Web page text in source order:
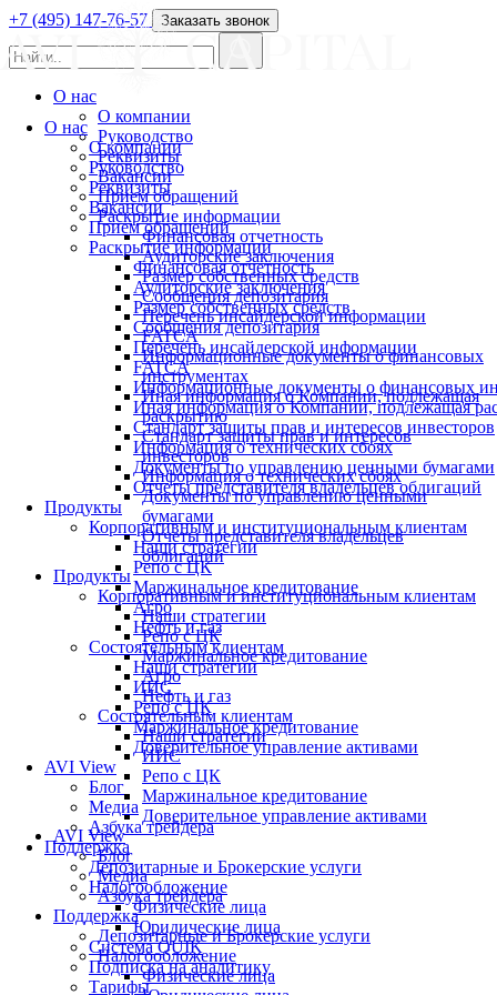
О нас
О компании
Руководство
Реквизиты
Вакансии
Прием обращений
Раскрытие информации
Финансовая отчетность
Аудиторские заключения
Размер собственных средств
Сообщения депозитария
Перечень инсайдерской информации
FATCA
Информационные документы о финансовых
Иная информация о Компании, подлежащая
Стандарт защиты прав и интересов инвесторов
Информация о технических сбоях
Документы по управлению ценными бумагами
Отчеты представителя владельцев облигаций
Продукты
Корпоративным и институциональным клиентам
Наши стратегии
Репо с ЦК
Маржинальное кредитование
Агро
Нефть и газ
Состоятельным клиентам
Наши стратегии
ИИС
Репо с ЦК
Маржинальное кредитование
Доверительное управление активами
AVI View
Блог
Медиа
Азбука трейдера
Поддержка
Депозитарные и Брокерские услуги
Налогообложение
Физические лица
Юридические лица
Система QUIK
Подписка на аналитику
Тарифы
+7 (495) 147-76-57 Заказать звонок
О нас
О компании
Руководство
Реквизиты
Вакансии
Прием обращений
Раскрытие информации
Финансовая отчетность
Аудиторские заключения
Размер собственных средств
Сообщения депозитария
Перечень инсайдерской информации
FATCA
Информационные документы о финансовых
инструментах
Иная информация о Компании, подлежащая
раскрытию
Стандарт защиты прав и интересов
инвесторов
Информация о технических сбоях
Документы по управлению ценными
бумагами
Отчеты представителя владельцев
облигаций
Продукты
Корпоративным и институциональным клиентам
Наши стратегии
Репо с ЦК
Маржинальное кредитование
Агро
Нефть и газ
Состоятельным клиентам
Наши стратегии
ИИС
Репо с ЦК
Маржинальное кредитование
Доверительное управление активами
AVI View
Блог
Медиа
Азбука трейдера
Поддержка
Депозитарные и Брокерские услуги
Налогообложение
Физические лица